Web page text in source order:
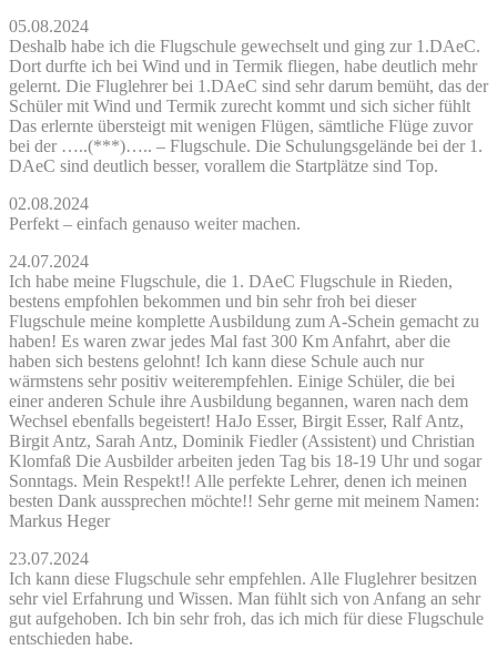
05.08.2024
Deshalb habe ich die Flugschule gewechselt und ging zur 1.DAeC.
Dort durfte ich bei Wind und in Termik fliegen, habe deutlich mehr
gelernt. Die Fluglehrer bei 1.DAeC sind sehr darum bemüht, das der
Schüler mit Wind und Termik zurecht kommt und sich sicher fühlt
Das erlernte übersteigt mit wenigen Flügen, sämtliche Flüge zuvor
bei der …..(***)….. – Flugschule. Die Schulungsgelände bei der 1.
DAeC sind deutlich besser, vorallem die Startplätze sind Top.
02.08.2024
Perfekt – einfach genauso weiter machen.
24.07.2024
Ich habe meine Flugschule, die 1. DAeC Flugschule in Rieden,
bestens empfohlen bekommen und bin sehr froh bei dieser
Flugschule meine komplette Ausbildung zum A-Schein gemacht zu
haben! Es waren zwar jedes Mal fast 300 Km Anfahrt, aber die
haben sich bestens gelohnt! Ich kann diese Schule auch nur
wärmstens sehr positiv weiterempfehlen. Einige Schüler, die bei
einer anderen Schule ihre Ausbildung begannen, waren nach dem
Wechsel ebenfalls begeistert! HaJo Esser, Birgit Esser, Ralf Antz,
Birgit Antz, Sarah Antz, Dominik Fiedler (Assistent) und Christian
Klomfaß Die Ausbilder arbeiten jeden Tag bis 18-19 Uhr und sogar
Sonntags. Mein Respekt!! Alle perfekte Lehrer, denen ich meinen
besten Dank aussprechen möchte!! Sehr gerne mit meinem Namen:
Markus Heger
23.07.2024
Ich kann diese Flugschule sehr empfehlen. Alle Fluglehrer besitzen
sehr viel Erfahrung und Wissen. Man fühlt sich von Anfang an sehr
gut aufgehoben. Ich bin sehr froh, das ich mich für diese Flugschule
entschieden habe.